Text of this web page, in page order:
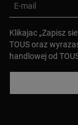
E-mail
Klikajac „Zapisz
TOUS oraz
handlowej od